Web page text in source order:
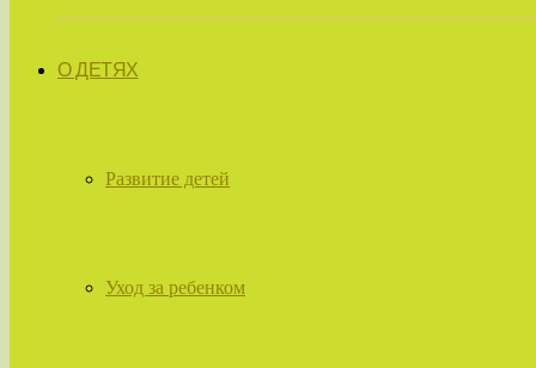
О ДЕТЯХ
Развитие детей
Уход за ребенком